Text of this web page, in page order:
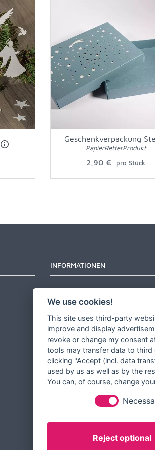
Geschenkverpackung
PapierRetterProdukt
2,90 € pro Stück
INFORMATIONEN
Versandinformationen
Partner werden
Designer werden
Über Tausendschön Karten
Unsere Partner
We use cookies!
This site uses third-party
improve and display
revoke or change my consent
tools may transfer data to third
clicking "Accept (incl. data
used by us as well as by the
You can, of course, change
Reject optional